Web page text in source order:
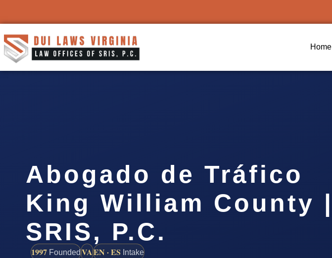
Home
Abogado de Tráfico
King William County |
SRIS, P.C.
1997 FoundedVAEN · ES Intake